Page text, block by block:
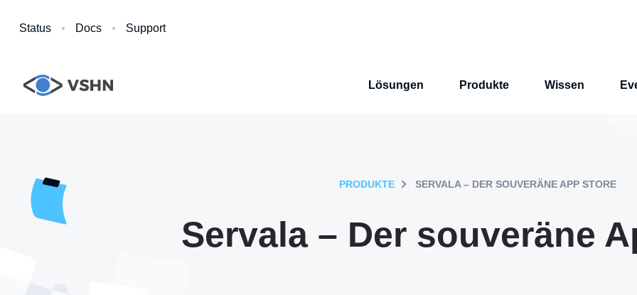
Status Docs Support
Lösungen Produkte Wissen
PRODUKTE SERVALA – DER SOUVERÄNE APP STORE
Servala – Der souveräne